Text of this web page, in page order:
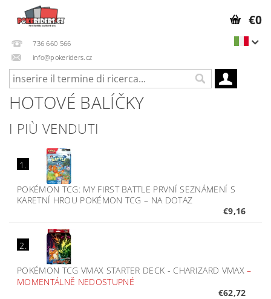
736 660 566
info@pokeriders.cz
€0
HOTOVÉ BALÍČKY
I PIÙ VENDUTI
1.
POKÉMON TCG: MY FIRST BATTLE PRVNÍ SEZNÁMENÍ S
KARETNÍ HROU POKÉMON TCG– NA DOTAZ
€9,16
2.
POKÉMON TCG VMAX STARTER DECK - CHARIZARD VMAX–
MOMENTÁLNĚ NEDOSTUPNÉ
€62,72